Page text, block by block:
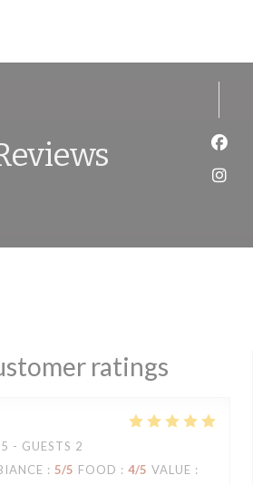
ratings
- GUESTS 2
: 5/5 FOOD : 4/5 VALUE :